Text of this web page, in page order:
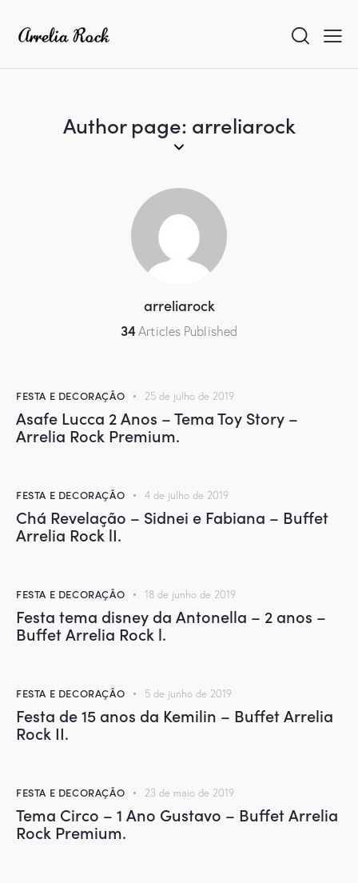
Author page: arreliarock
arreliarock
34 Articles Published
FESTA E DECORAÇÃO 25 de julho de 2019
Asafe Lucca 2 Anos – Tema Toy Story –
Arrelia Rock Premium.
FESTA E DECORAÇÃO 4 de julho de 2019
Chá Revelação – Sidnei e Fabiana – Buffet
Arrelia Rock lI.
FESTA E DECORAÇÃO 18 de junho de 2019
Festa tema disney da Antonella – 2 anos –
Buffet Arrelia Rock l.
FESTA E DECORAÇÃO 5 de junho de 2019
Festa de 15 anos da Kemilin – Buffet Arrelia
Rock II.
FESTA E DECORAÇÃO 23 de maio de 2019
Tema Circo – 1 Ano Gustavo – Buffet Arrelia
Rock Premium.